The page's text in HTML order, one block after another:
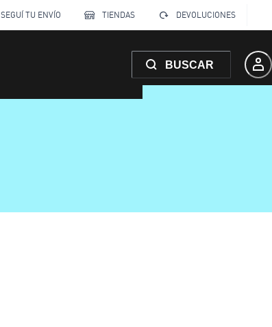
SEGUÍ TU ENVÍO
TIENDAS DEVOLUCIONES
BUSCAR